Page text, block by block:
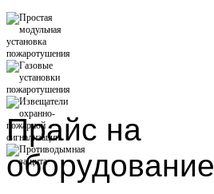
Прайс на
оборудование